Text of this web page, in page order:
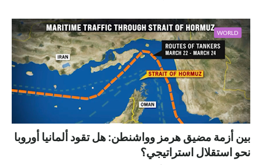
WORLD
بين أزمة مضيق هرمز وواشنطن: هل تقود ألمانيا أوروبا
نحو استقلال استراتيجي؟